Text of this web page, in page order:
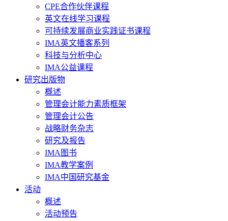
CPE合作伙伴课程
英文在线学习课程
可持续发展商业实践证书课程
IMA英文播客系列
科技与分析中心
IMA公益课程
研究出版物
概述
管理会计能力素质框架
管理会计公告
战略财务杂志
研究及报告
IMA图书
IMA教学案例
IMA中国研究基金
活动
概述
活动预告